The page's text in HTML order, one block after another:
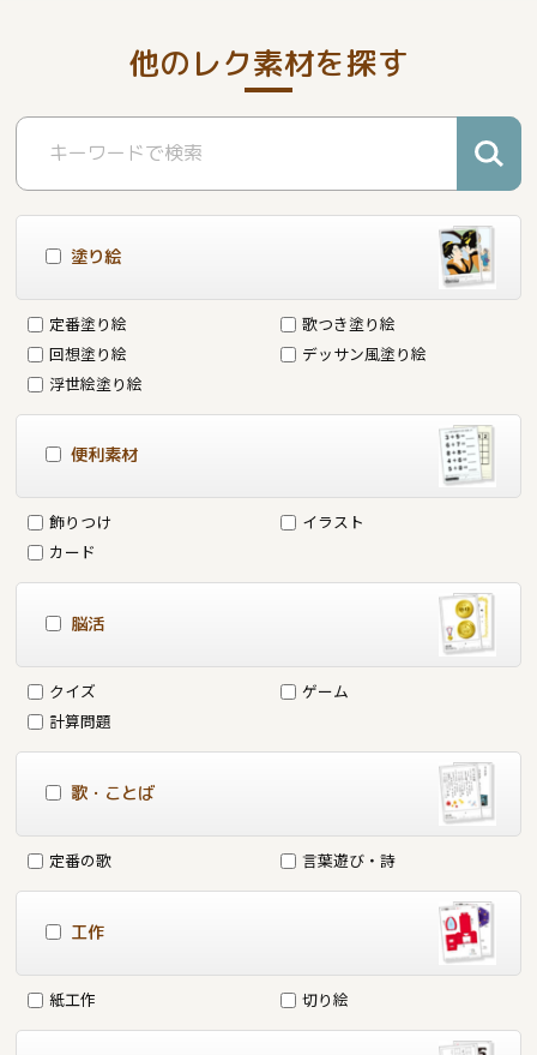
他のレク素材を探す
塗り絵
定番塗り絵
歌つき塗り絵
回想塗り絵
デッサン風塗り絵
浮世絵塗り絵
便利素材
飾りつけ
イラスト
カード
脳活
クイズ
ゲーム
計算問題
歌・ことば
定番の歌 言葉遊び・詩
工作
紙工作 切り絵